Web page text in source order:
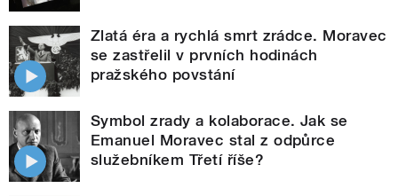
Zlatá éra a rychlá smrt zrádce. Moravec
se zastřelil v prvních hodinách
pražského povstání
Symbol zrady a kolaborace. Jak se
Emanuel Moravec stal z odpůrce
služebníkem Třetí říše?